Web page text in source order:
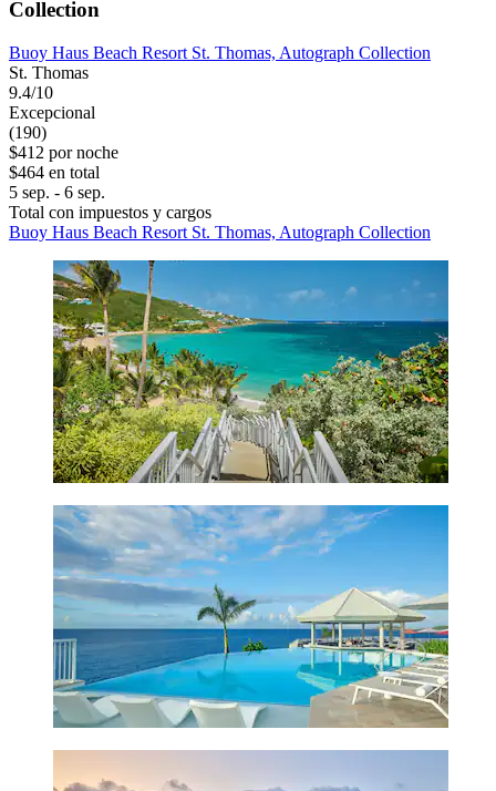
Collection
Buoy Haus Beach Resort St. Thomas, Autograph Collection
St. Thomas
9.4/10
Excepcional
(190)
$412 por noche
$464 en total
5 sep. - 6 sep.
Total con impuestos y cargos
Buoy Haus Beach Resort St. Thomas, Autograph Collection